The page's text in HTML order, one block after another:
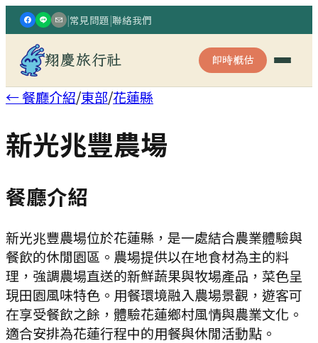
|常見問題|聯絡我們
翔慶旅行社 即時概估
← 餐廳介紹/東部/花蓮縣
新光兆豐農場
餐廳介紹
新光兆豐農場位於花蓮縣，是一處結合農業體驗與
餐飲的休閒園區。農場提供以在地食材為主的料
理，強調農場直送的新鮮蔬果與牧場產品，菜色呈
現田園風味特色。用餐環境融入農場景觀，遊客可
在享受餐飲之餘，體驗花蓮鄉村風情與農業文化。
適合安排為花蓮行程中的用餐與休閒活動點。